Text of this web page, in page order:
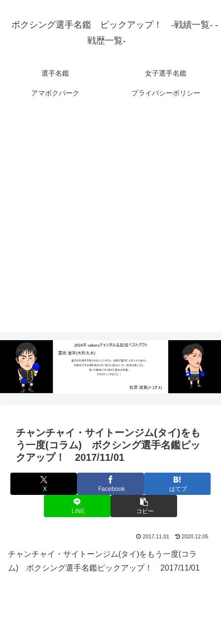
ボクシング選手名鑑 ピックアップ！ -戦績一覧- -
戦歴一覧-
選手名鑑 女子選手名鑑
アマボクパーク プライバシーポリシー
チャンチャイ・サイトーンジム(タイ)をも
う一度(コラム) ボクシング選手名鑑ピッ
クアップ！ 2017/11/01
X Facebook はてブ
LINE コピー
2017.11.01 2020.12.05
チャンチャイ・サイトーンジム(タイ)をもう一度(コラ
ム) ボクシング選手名鑑ピックアップ！ 2017/11/01